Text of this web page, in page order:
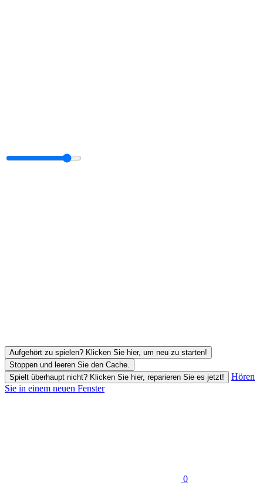
Aufgehört zu spielen? Klicken Sie hier, um neu zu starten!
Stoppen und leeren Sie den Cache.
Spielt überhaupt nicht? Klicken Sie hier, reparieren Sie es jetzt!
Hören
Sie in einem neuen Fenster
0